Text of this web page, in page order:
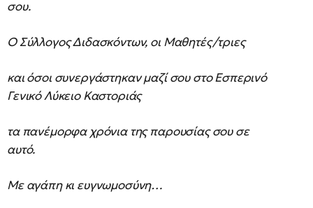
σου.
Ο Σύλλογος Διδασκόντων, οι Μαθητές/τριες
και όσοι συνεργάστηκαν μαζί σου στο Εσπερινό
Γενικό Λύκειο Καστοριάς
τα πανέμορφα χρόνια της παρουσίας σου σε
αυτό.
Με αγάπη κι ευγνωμοσύνη…